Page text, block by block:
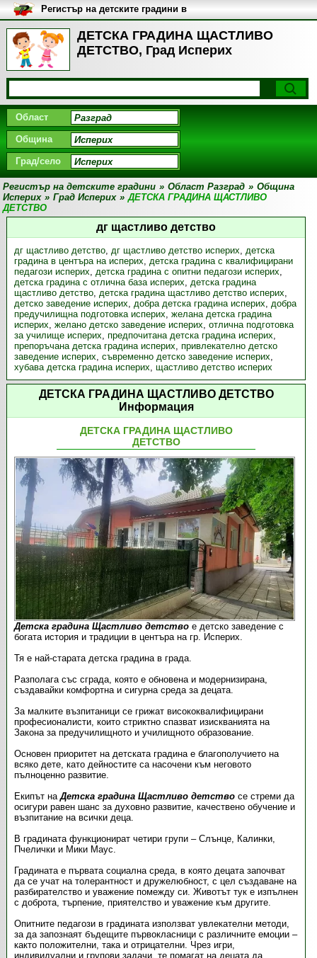
ДЕТСКА ГРАДИНА ЩАСТЛИВО
ДЕТСТВО, Град Исперих
Регистър на детските градини в
България
Област
Община
Град/село
Регистър на детските градини » Област Разград » Община
Исперих » Град Исперих » ДЕТСКА ГРАДИНА ЩАСТЛИВО
ДЕТСТВО
дг щастливо детствo
дг щастливо детствo, дг щастливо детствo исперих, детска
градина в центъра на исперих, детска градина с квалифицирани
педагози исперих, детска градина с опитни педагози исперих,
детска градина с отлична база исперих, детска градина
щастливо детствo, детска градина щастливо детствo исперих,
детско заведение исперих, добра детска градина исперих, добра
предучилищна подготовка исперих, желана детска градина
исперих, желано детско заведение исперих, отлична подготовка
за училище исперих, предпочитана детска градина исперих,
препоръчана детска градина исперих, привлекателно детско
заведение исперих, съвременно детско заведение исперих,
хубава детска градина исперих, щастливо детствo исперих
ДЕТСКА ГРАДИНА ЩАСТЛИВО ДЕТСТВО
Информация
ДЕТСКА ГРАДИНА ЩАСТЛИВО
ДЕТСТВО
Детска градина Щастливо детство е детско заведение с
богата история и традиции в центъра на гр. Исперих.
Тя е най-старата детска градина в града.
Разполага със сграда, която е обновена и модернизирана,
създавайки комфортна и сигурна среда за децата.
За малките възпитаници се грижат висококвалифицирани
професионалисти, които стриктно спазват изискванията на
Закона за предучилищното и училищното образование.
Основен приоритет на детската градина е благополучието на
всяко дете, като дейностите са насочени към неговото
пълноценно развитие.
Екипът наДетска градина Щастливо детствосе стреми да
осигури равен шанс за духовно развитие, качествено обучение и
възпитание на всички деца.
В градината функционират четири групи – Слънце, Калинки,
Пчелички и Мики Маус.
Градината е първата социална среда, в която децата започват
да се учат на толерантност и дружелюбност, с цел създаване на
разбирателство и уважение помежду си. Животът тук е изпълнен
с доброта, търпение, приятелство и уважение към другите.
Опитните педагози в градината използват увлекателни методи,
за да запознаят бъдещите първокласници с различните емоции –
както положителни, така и отрицателни. Чрез игри,
индивидуални и групови задачи, те помагат на децата да